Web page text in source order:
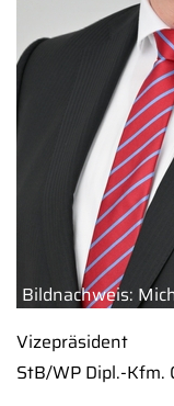
Bildnachweis:
Vizepräsident
StB/WP Dipl.-Kfm.